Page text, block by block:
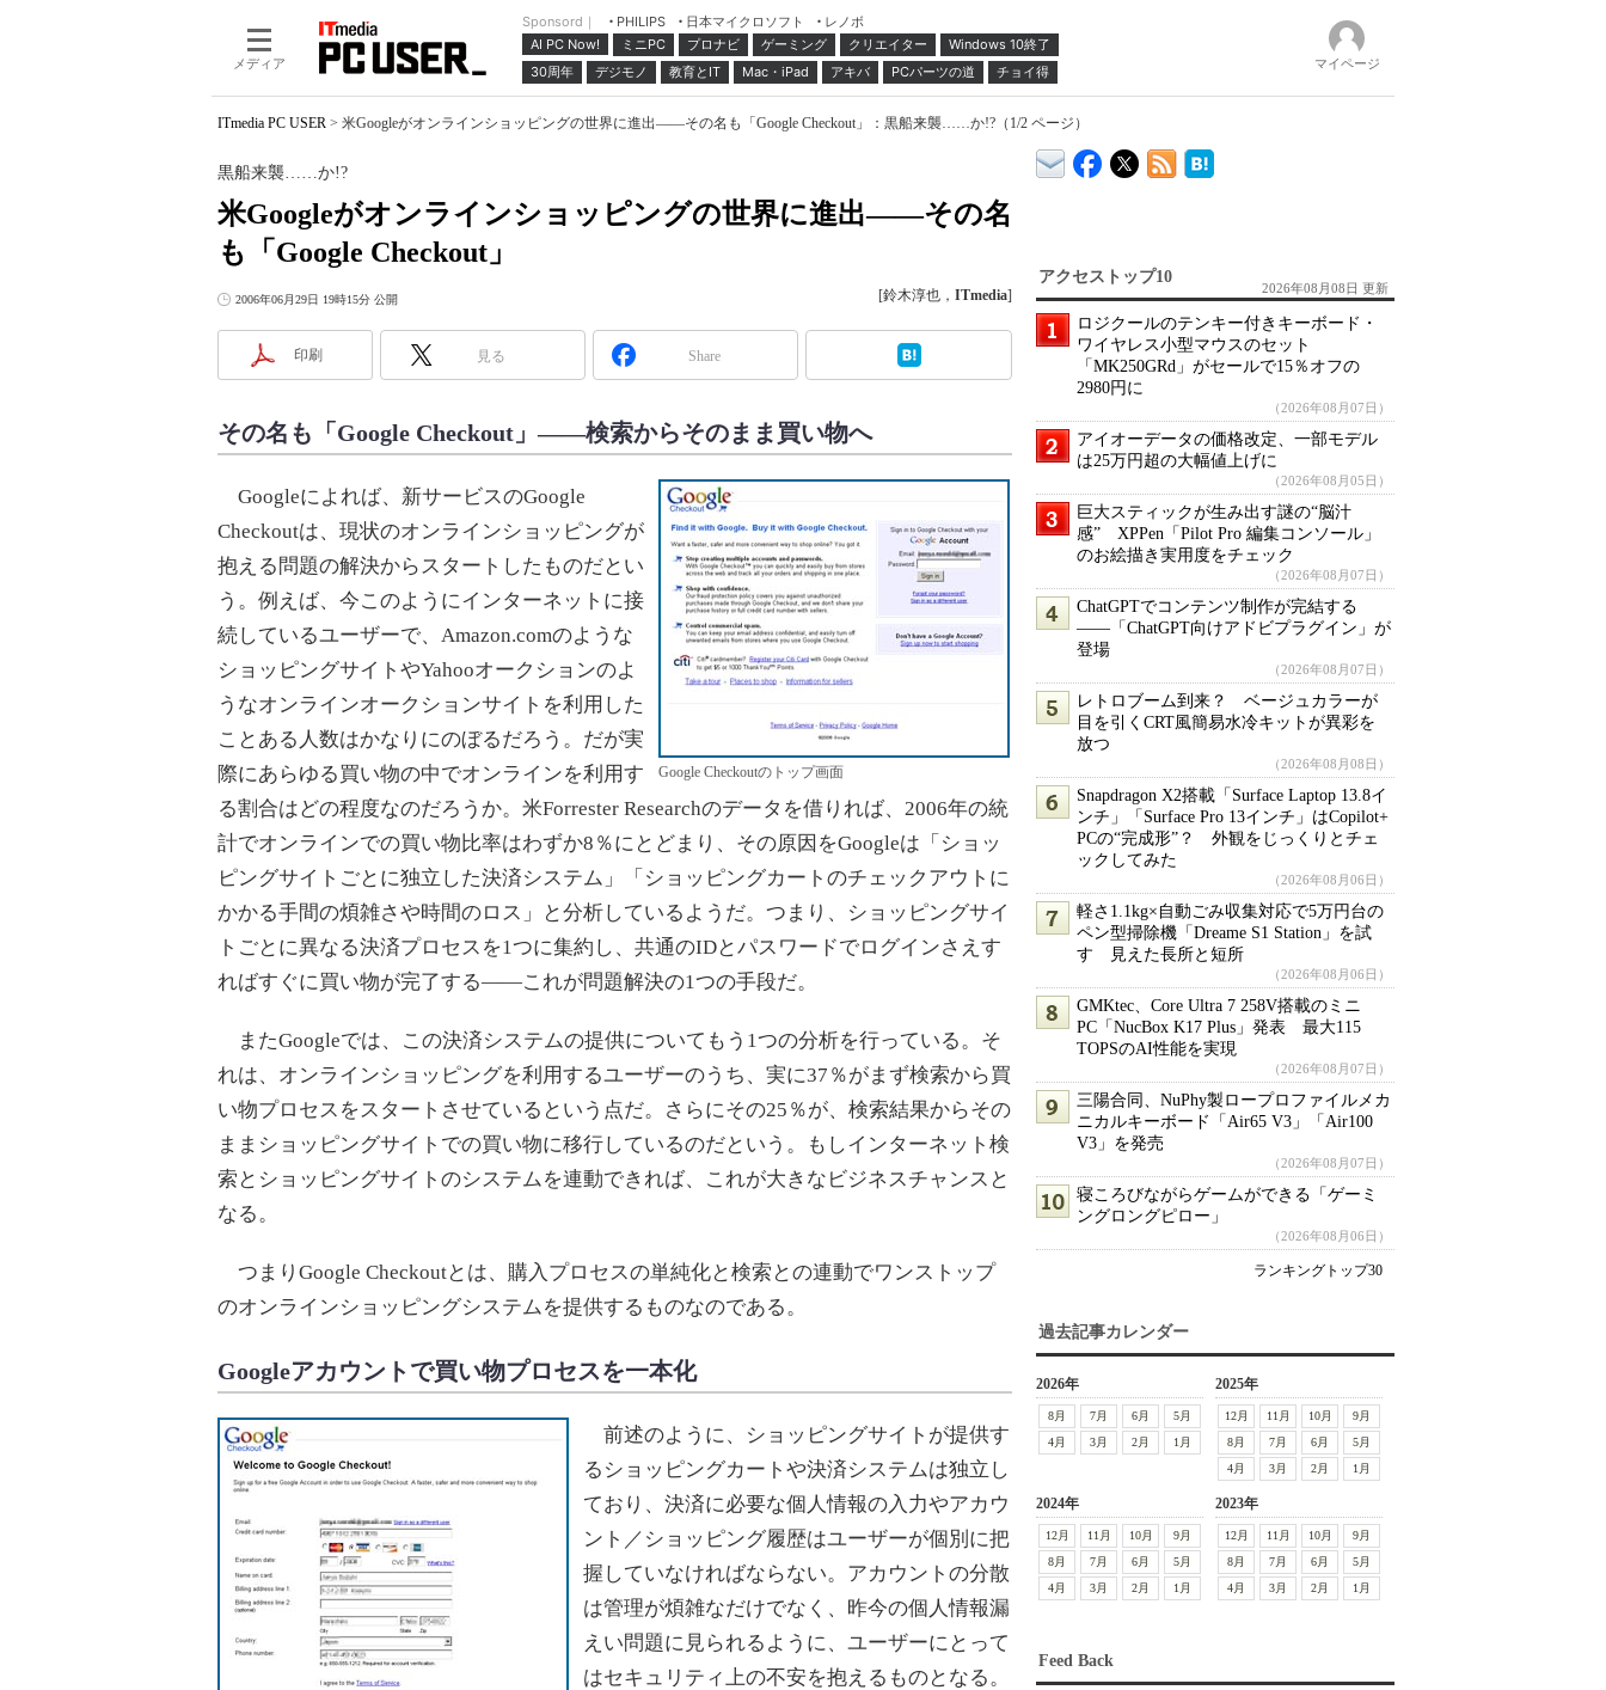
メディア
Sponsord｜ PHILIPS 日本マイクロソフト
レノボ
AI PC Now!
ミニPC プロナビ ゲーミング クリエイター
Windows 10終了
30周年
デジモノ 教育とIT Mac・iPad アキバ PCパーツの道 チョイ得 マイページ
ITmedia PC USER > 米Googleがオンラインショッピングの世界に進出――その名も「Google Checkout」：黒船来襲……か!?（1/2 ページ）
米Googleがオンラインショッピングの世界に進出――その名
も「Google Checkout」
黒船来襲……か!?
2006年06月29日 19時15分 公開 [鈴木淳也， ITmedia]
印刷 見る Share
その名も「Google Checkout」――検索からそのまま買い物へ
Google Checkoutのトップ画面
Googleによれば、新サービスのGoogle
Checkoutは、現状のオンラインショッピングが
抱える問題の解決からスタートしたものだとい
う。例えば、今このようにインターネットに接
続しているユーザーで、Amazon.comのような
ショッピングサイトやYahooオークションのよ
うなオンラインオークションサイトを利用した
ことある人数はかなりにのぼるだろう。だが実
際にあらゆる買い物の中でオンラインを利用す
る割合はどの程度なのだろうか。米Forrester Researchのデータを借りれば、2006年の統
計でオンラインでの買い物比率はわずか8％にとどまり、その原因をGoogleは「ショッ
ピングサイトごとに独立した決済システム」「ショッピングカートのチェックアウトに
かかる手間の煩雑さや時間のロス」と分析しているようだ。つまり、ショッピングサイ
トごとに異なる決済プロセスを1つに集約し、共通のIDとパスワードでログインさえす
ればすぐに買い物が完了する――これが問題解決の1つの手段だ。
またGoogleでは、この決済システムの提供についてもう1つの分析を行っている。そ
れは、オンラインショッピングを利用するユーザーのうち、実に37％がまず検索から買
い物プロセスをスタートさせているという点だ。さらにその25％が、検索結果からその
ままショッピングサイトでの買い物に移行しているのだという。もしインターネット検
索とショッピングサイトのシステムを連動できれば、これが大きなビジネスチャンスと
なる。
つまりGoogle Checkoutとは、購入プロセスの単純化と検索との連動でワンストップ
のオンラインショッピングシステムを提供するものなのである。
Googleアカウントで買い物プロセスを一本化
前述のように、ショッピングサイトが提供す
るショッピングカートや決済システムは独立し
ており、決済に必要な個人情報の入力やアカウ
ント／ショッピング履歴はユーザーが個別に把
握していなければならない。アカウントの分散
は管理が煩雑なだけでなく、昨今の個人情報漏
えい問題に見られるように、ユーザーにとって
はセキュリティ上の不安を抱えるものとなる。
アクセストップ10
2026年08月08日 更新
ロジクールのテンキー付きキーボード・
ワイヤレス小型マウスのセット
「MK250GRd」がセールで15％オフの
2980円に
（2026年08月07日）
アイオーデータの価格改定、一部モデル
は25万円超の大幅値上げに
（2026年08月05日）
巨大スティックが生み出す謎の“脳汁
感” XPPen「Pilot Pro 編集コンソール」
のお絵描き実用度をチェック
（2026年08月07日）
ChatGPTでコンテンツ制作が完結する
――「ChatGPT向けアドビプラグイン」が
登場
（2026年08月07日）
レトロブーム到来？ ベージュカラーが
目を引くCRT風簡易水冷キットが異彩を
放つ
（2026年08月08日）
Snapdragon X2搭載「Surface Laptop 13.8イ
ンチ」「Surface Pro 13インチ」はCopilot+
PCの“完成形”？ 外観をじっくりとチェ
ックしてみた
（2026年08月06日）
軽さ1.1kg×自動ごみ収集対応で5万円台の
ペン型掃除機「Dreame S1 Station」を試
す 見えた長所と短所
（2026年08月06日）
GMKtec、Core Ultra 7 258V搭載のミニ
PC「NucBox K17 Plus」発表 最大115
TOPSのAI性能を実現
（2026年08月07日）
三陽合同、NuPhy製ロープロファイルメカ
ニカルキーボード「Air65 V3」「Air100
V3」を発売
（2026年08月07日）
寝ころびながらゲームができる「ゲーミ
ングロングピロー」
（2026年08月06日）
ランキングトップ30
過去記事カレンダー
2026年
8月 7月 6月
5月
4月
3月 2月 1月
2025年
12月 11月 10月
9月
8月
7月 6月
5月
4月
3月 2月 1月
2024年
12月 11月 10月
9月
8月
7月 6月
5月
4月
3月 2月 1月
2023年
12月 11月 10月
9月
8月
7月 6月
5月
4月
3月 2月 1月
Feed Back